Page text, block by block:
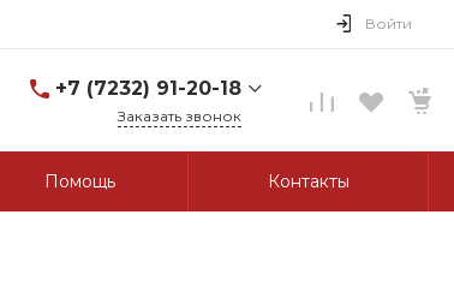
Войти
+7 (7232) 91-20-18
г. Усть-Каменогорск, ул.
Заказать звонок
Помощь Контакты